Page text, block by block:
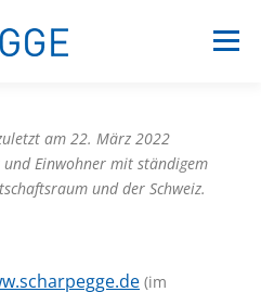
Menü
am 22. März 2022
Einwohner mit ständigem
und der Schweiz.
(im